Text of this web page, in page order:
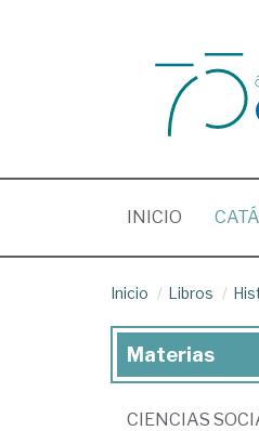
INICIO
Inicio Libros
Materias
CIENCIAS